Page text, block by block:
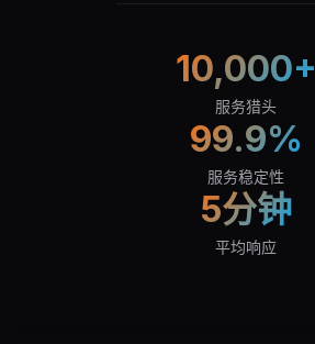
10,000+
服务猎头
99.9%
服务稳定性
5分钟
平均响应